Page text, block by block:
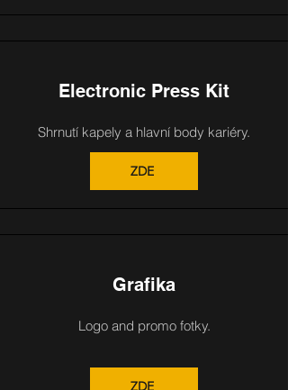
Electronic Press Kit
Shrnutí kapely a hlavní body kariéry.
ZDE
Grafika
Logo and promo fotky.
ZDE